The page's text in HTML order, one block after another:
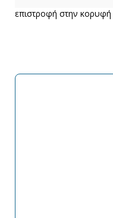
επιστροφή στην κορυφή